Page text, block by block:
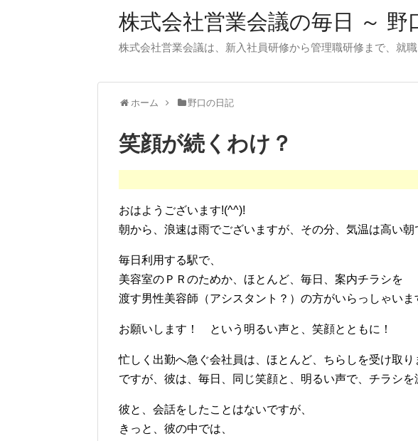
株式会社営業会議の毎日 ～ 野
株式会社営業会議は、新入社員研修から管理職研修まで、就
ホーム 野口の日記
笑顔が続くわけ？
おはようございます!(^^)!
朝から、浪速は雨でございますが、その分、気温は高い朝
毎日利用する駅で、
美容室のＰＲのためか、ほとんど、毎日、案内チラシを
渡す男性美容師（アシスタント？）の方がいらっしゃいま
お願いします！ という明るい声と、笑顔とともに！
忙しく出勤へ急ぐ会社員は、ほとんど、ちらしを受け取り
ですが、彼は、毎日、同じ笑顔と、明るい声で、チラシを
彼と、会話をしたことはないですが、
きっと、彼の中では、